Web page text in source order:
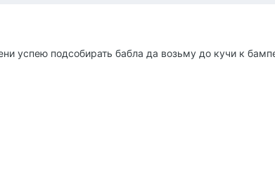
успею подсобирать бабла да возьму до кучи к